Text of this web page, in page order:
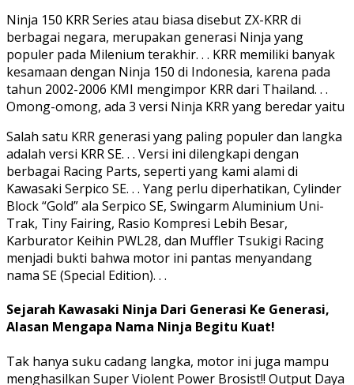
Ninja 150 KRR Series atau biasa disebut ZX-KRR di
berbagai negara, merupakan generasi Ninja yang
populer pada Milenium terakhir. . . KRR memiliki banyak
kesamaan dengan Ninja 150 di Indonesia, karena pada
tahun 2002-2006 KMI mengimpor KRR dari Thailand. . .
Omong-omong, ada 3 versi Ninja KRR yang beredar yaitu
Salah satu KRR generasi yang paling populer dan langka
adalah versi KRR SE. . . Versi ini dilengkapi dengan
berbagai Racing Parts, seperti yang kami alami di
Kawasaki Serpico SE. . . Yang perlu diperhatikan, Cylinder
Block “Gold” ala Serpico SE, Swingarm Aluminium Uni-
Trak, Tiny Fairing, Rasio Kompresi Lebih Besar,
Karburator Keihin PWL28, dan Muffler Tsukigi Racing
menjadi bukti bahwa motor ini pantas menyandang
nama SE (Special Edition). . .
Sejarah Kawasaki Ninja Dari Generasi Ke Generasi,
Alasan Mengapa Nama Ninja Begitu Kuat!
Tak hanya suku cadang langka, motor ini juga mampu
menghasilkan Super Violent Power Brosist!! Output Daya